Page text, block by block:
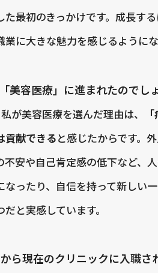
た最初のきっかけです。成長す
業に大きな魅力を感じるように
美容医療」に進まれたのでし
私が美容医療を選んだ理由は、
貢献できると感じたからです。
不安や自己肯定感の低下など、
なったり、自信を持って新しい
と実感しています。
から現在のクリニックに入職